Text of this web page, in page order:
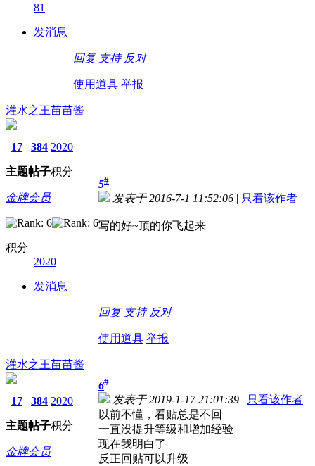
81
发消息
回复 支持 反对
使用道具 举报
灌水之王苗苗酱
17
主题
384
帖子
2020
积分
金牌会员
积分
2020
发消息
5#
发表于 2016-7-1 11:52:06 | 只看该作者
写的好~顶的你飞起来
回复 支持 反对
使用道具 举报
灌水之王苗苗酱
17
主题
384
帖子
2020
积分
金牌会员
6#
发表于 2019-1-17 21:01:39 | 只看该作者
以前不懂，看贴总是不回
一直没提升等级和增加经验
现在我明白了
反正回贴可以升级